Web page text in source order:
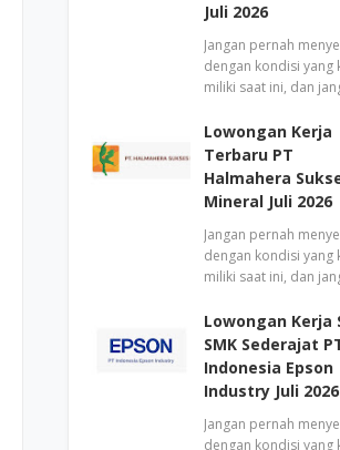
Juli 2026
Jangan pernah
dengan kondisi yang
miliki saat ini, dan
Lowongan Kerja
Terbaru PT
Halmahera
Mineral Juli 2026
Jangan pernah
dengan kondisi yang
miliki saat ini, dan
Lowongan Kerja
SMK Sederajat
Indonesia Epson
Industry Juli 2026
Jangan pernah
dengan kondisi yang